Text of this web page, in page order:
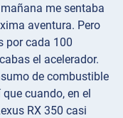
me sentaba
aventura. Pero
por cada 100
el acelerador.
de combustible
cuando, en el
RX 350 casi